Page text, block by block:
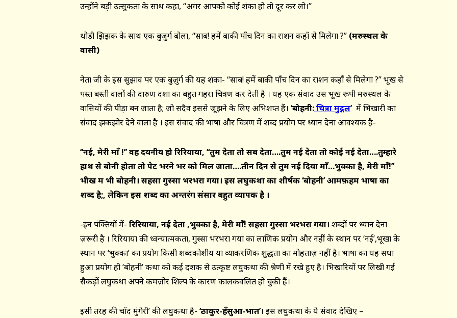
उन्होंने बड़ी उत्सुकता के साथ कहा, ‘‘अगर आपको कोई शंका हो तो दूर कर लो।’’
थोड़ी झिझक के साथ एक बुजुर्ग बोला, ‘‘साब! हमें बाकी पाँच दिन का राशन कहाँ से मिलेगा ?’’ (मरुस्थल के
वासी)
नेता जी के इस सुझाव पर एक बुज़ुर्ग की यह शंका- ‘‘साब! हमें बाकी पाँच दिन का राशन कहाँ से मिलेगा ?’’ भूख से
पस्त बस्ती वालों की दारुण दशा का बहुत गहरा चित्रण कर देती है । यह एक संवाद उस भूख रूपी मरुस्थल के
वासियों की पीड़ा बन जाता है; जो सदैव इससे जूझने के लिए अभिशप्त हैं। ‘बोहनी:चित्रा मुद्गल’में भिखारी का
संवाद झकझोर देने वाला है । इस संवाद की भाषा और चित्रण में शब्द प्रयोग पर ध्यान देना आवश्यक है-
‘‘नई, मेरी माँ!’’वह दयनीय हो रिरियाया, ‘‘तुम देता तो सब देता….तुम नई देता तो कोई नई देता….तुम्हारे
हाथ से बोनी होता तो पेट भरने भर को मिल जाता….तीन दिन से तुम नई दिया माँ…भुक्का है, मेरी माँ!’’
भीख में भी बोहनी। सहसा गुस्सा भरभरा गया। इस लघुकथा का शीर्षक ‘बोहनी’ आमफ़हम भाषा का
शब्द है;, लेकिन इस शब्द का अन्तरंग संसार बहुत व्यापक है ।
-इन पंक्तियों में- रिरियाया, नई देता ,भुक्का है, मेरी माँ! सहसा गुस्सा भरभरा गया। शब्दों पर ध्यान देना
ज़रूरी है । रिरियाया की ध्वन्यात्मकता, गुस्सा भरभरा गया का लाक्षणिक प्रयोग और नहीं के स्थान पर ‘नई’,भूखा के
स्थान पर ‘भुक्का’ का प्रयोग किसी शब्दकोशीय या व्याकरणिक शुद्धता का मोहताज़ नहीं है। भाषा का यह सधा
हुआ प्रयोग ही ‘बोहनी’ कथा को कई दशक से उत्कृष्ट लघुकथा की श्रेणी में रखे हुए है। भिखारियों पर लिखी गई
सैकड़ों लघुकथा अपने कमज़ोर शिल्प के कारण कालकवलित हो चुकी हैं।
इसी तरह की चाँद मुंगेरी’ की लघुकथा है- ‘ठाकुर-हँसुआ-भात’। इस लघुकथा के ये संवाद देखिए –